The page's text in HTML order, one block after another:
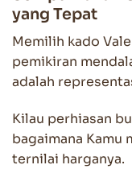
yang Tepat
Memilih kado
pemikiran
adalah
Kilau perhiasan
bagaimana Kamu
ternilai harganya.